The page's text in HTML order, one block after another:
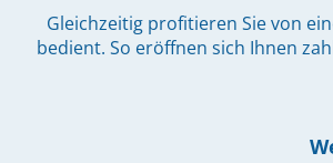
Gleichzeitig profitieren Sie von
bedient. So eröffnen sich Ihnen